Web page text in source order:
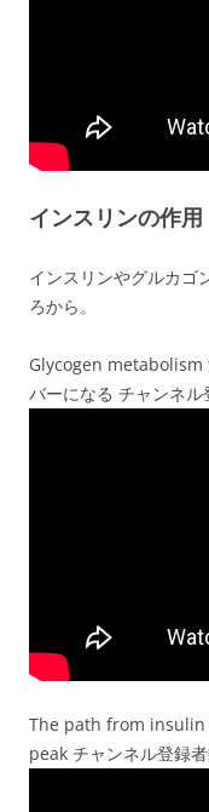
インスリンの作
インスリンやグルカゴ
ろから。
Glycogen metabolism
バーになる チャンネル
The path from insulin
peak チャンネル登録